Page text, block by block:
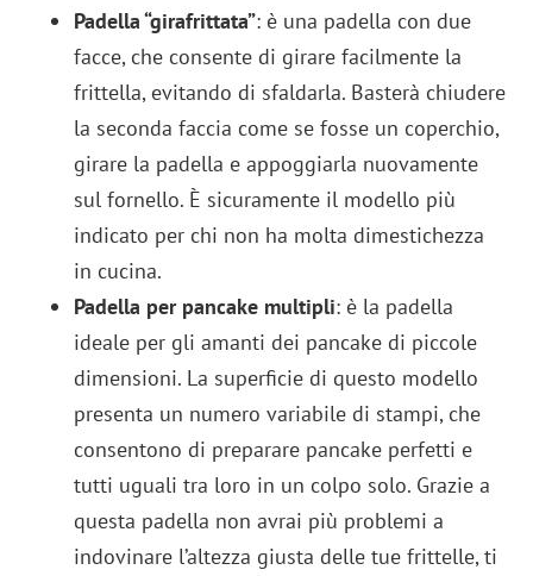
Padella “girafrittata”: è una padella con due
facce, che consente di girare facilmente la
frittella, evitando di sfaldarla. Basterà chiudere
la seconda faccia come se fosse un coperchio,
girare la padella e appoggiarla nuovamente
sul fornello. È sicuramente il modello più
indicato per chi non ha molta dimestichezza
in cucina.
Padella per pancake multipli: è la padella
ideale per gli amanti dei pancake di piccole
dimensioni. La superficie di questo modello
presenta un numero variabile di stampi, che
consentono di preparare pancake perfetti e
tutti uguali tra loro in un colpo solo. Grazie a
questa padella non avrai più problemi a
indovinare l’altezza giusta delle tue frittelle, ti